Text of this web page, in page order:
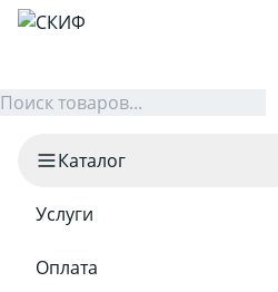
Каталог
Услуги
Оплата